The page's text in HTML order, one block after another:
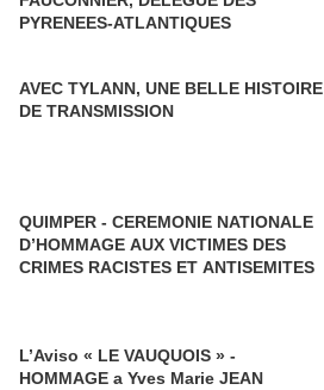
PYRENEES-ATLANTIQUES
AVEC TYLANN, UNE BELLE HISTOIRE
DE TRANSMISSION
QUIMPER - CEREMONIE NATIONALE
D’HOMMAGE AUX VICTIMES DES
CRIMES RACISTES ET ANTISEMITES
L’Aviso « LE VAUQUOIS » -
HOMMAGE a Yves Marie JEAN